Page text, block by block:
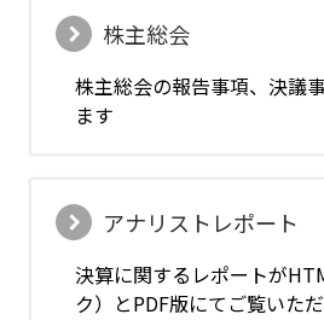
株主総会
株主総会の報告事項、決議
ます
アナリストレポート
決算に関するレポートが
ク）とPDF版にてご覧いた